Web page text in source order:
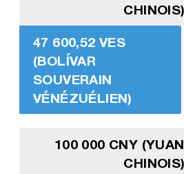
CHINOIS)
47 600,52 VES
(BOLÍVAR
SOUVERAIN
VÉNÉZUÉLIEN)
100 000 CNY
CHINOIS)